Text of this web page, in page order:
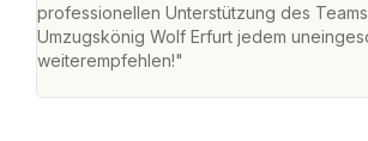
professionellen Unterstützung des
Umzugskönig Wolf Erfurt jedem
weiterempfehlen!"